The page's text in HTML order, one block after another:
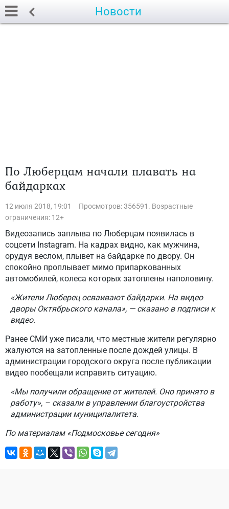
Новости
По Люберцам начали плавать на
байдарках
12 июля 2018, 19:01
Просмотров: 356591. Возрастные
ограничения: 12+
Видеозапись заплыва по Люберцам появилась в
соцсети Instagram. На кадрах видно, как мужчина,
орудуя веслом, плывет на байдарке по двору. Он
спокойно проплывает мимо припаркованных
автомобилей, колеса которых затоплены наполовину.
«Жители Люберец осваивают байдарки. На видео
дворы Октябрьского канала», — сказано в подписи к
видео.
Ранее СМИ уже писали, что местные жители регулярно
жалуются на затопленные после дождей улицы. В
администрации городского округа после публикации
видео пообещали исправить ситуацию.
«Мы получили обращение от жителей. Оно принято в
работу», – сказали в управлении благоустройства
администрации муниципалитета.
По материалам «Подмосковье сегодня»